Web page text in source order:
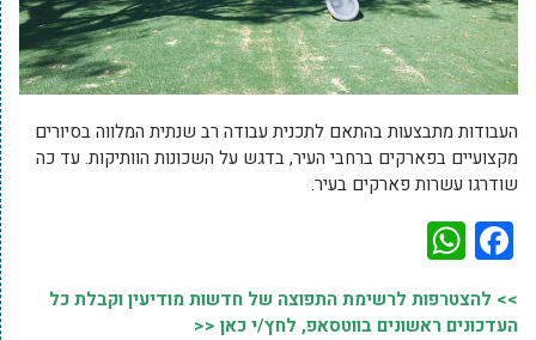
העבודות מתבצעות בהתאם לתכנית עבודה רב שנתית המלווה בסיורים
מקצועיים בפארקים ברחבי העיר, בדגש על השכונות הוותיקות. עד כה
שודרגו עשרות פארקים בעיר.
Facebook
>> להצטרפות לרשימת התפוצה של חדשות מודיעין וקבלת כל
העדכונים ראשונים בווטסאפ, לחץ/י כאן <<